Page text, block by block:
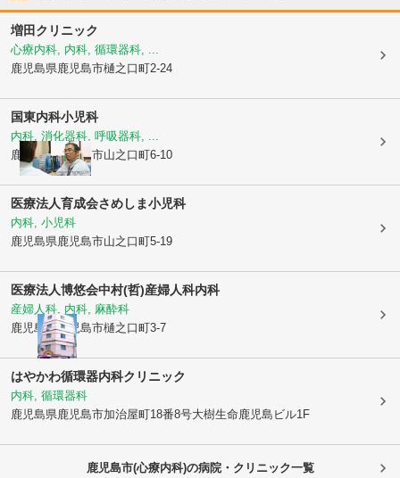
増田クリニック
心療内科, 内科, 循環器科, ...
鹿児島県鹿児島市樋之口町2-24
国東内科小児科
内科, 消化器科, 呼吸器科, ...
鹿児島県鹿児島市山之口町6-10
医療法人育成会さめしま小児科
内科, 小児科
鹿児島県鹿児島市山之口町5-19
医療法人博悠会中村(哲)産婦人科内科
産婦人科, 内科, 麻酔科
鹿児島県鹿児島市樋之口町3-7
はやかわ循環器内科クリニック
内科, 循環器科
鹿児島県鹿児島市加治屋町18番8号大樹生命鹿児島ビル1F
鹿児島市(心療内科)の病院・クリニック一覧